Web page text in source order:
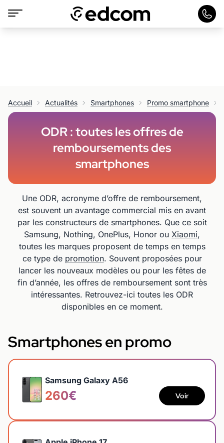
Accueil Actualités Smartphones Promo smartphone
ODR : toutes les offres de
remboursements des
smartphones
Une ODR, acronyme d’offre de remboursement,
est souvent un avantage commercial mis en avant
par les constructeurs de smartphones. Que ce soit
Samsung, Nothing, OnePlus, Honor ou Xiaomi,
toutes les marques proposent de temps en temps
ce type de promotion. Souvent proposées pour
lancer les nouveaux modèles ou pour les fêtes de
fin d’année, les offres de remboursement sont très
intéressantes. Retrouvez-ici toutes les ODR
disponibles en ce moment.
Smartphones en promo
Samsung Galaxy A56
260€ Voir